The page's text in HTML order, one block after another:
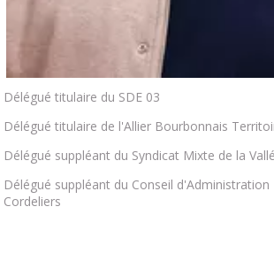
Délégué titulaire du SDE 03
Délégué titulaire de l'Allier Bourbonnais
Délégué suppléant du Syndicat Mixte de la
Délégué suppléant du Conseil d'Administration
Cordeliers